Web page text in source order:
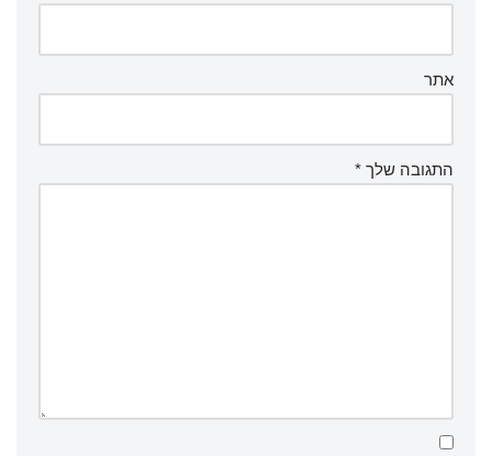
אתר
התגובה שלך *